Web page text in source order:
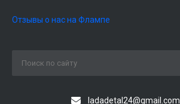
Отзывы о нас на Флампе
ladadetal24@gmail.com